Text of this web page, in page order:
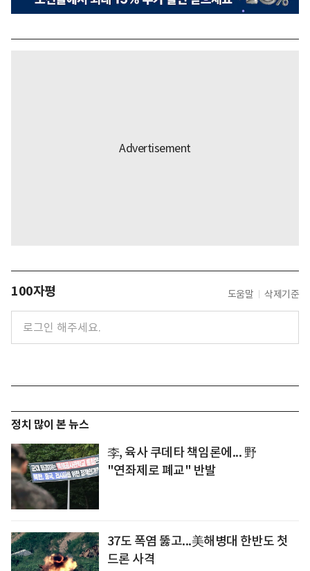
100자평 도움말 삭제기준
정치 많이 본 뉴스
李, 육사 쿠데타 책임론에... 野
"연좌제로 폐교" 반발
37도 폭염 뚫고...美해병대 한반도 첫
드론 사격